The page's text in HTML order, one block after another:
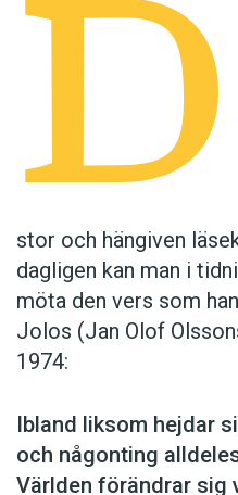
D
stor och hängiven
dagligen kan man i
möta den vers som
Jolos (Jan Olof
1974:
Ibland liksom hejdar
och någonting
Världen förändrar sig